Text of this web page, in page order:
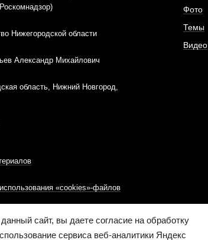
Фото
Темы
Видео
Нижегородской области
Александр Михайлович
область, Нижний Новгород,
«cookies»-файлов
сайт, вы даете согласие на обработку
сервиса веб-аналитики Яндекс